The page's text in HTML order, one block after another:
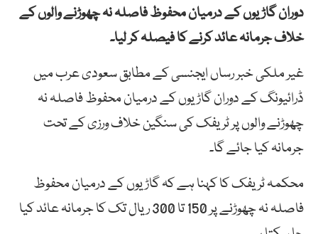
دوران گاڑیوں کے درمیان محفوظ فاصلہ نہ چھوڑنے والوں کے
خلاف جرمانہ عائد کرنے کا فیصلہ کر لیا۔
غیر ملکی خبر رساں ایجنسی کے مطابق سعودی عرب میں
ڈرائیونگ کے دوران گاڑیوں کے درمیان محفوظ فاصلہ نہ
چھوڑنے والوں پر ٹریفک کی سنگین خلاف ورزی کے تحت
جرمانہ کیا جائے گا۔
محکمہ ٹریفک کا کہنا ہے کہ گاڑیوں کے درمیان محفوظ
فاصلہ نہ چھوڑنے پر 150 تا 300 ریال تک کا جرمانہ عائد کیا